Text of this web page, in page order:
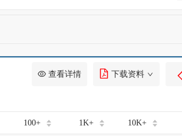
查看详情 下载资料
100+ 1K+ 10K+